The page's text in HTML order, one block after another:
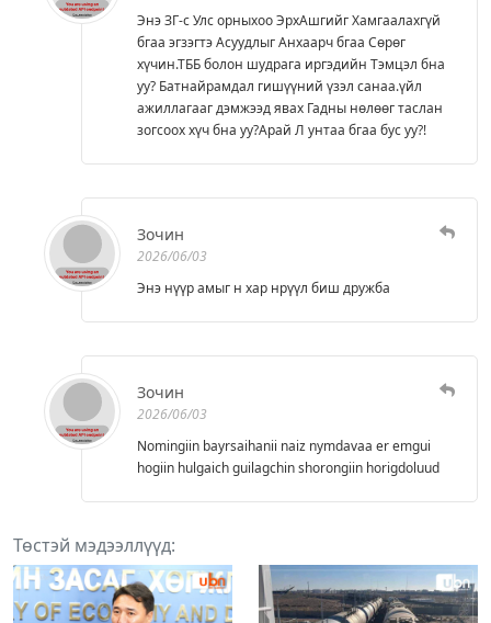
Энэ ЗГ-с Улс орныхоо ЭрхАшгийг Хамгаалахгүй
бгаа эгзэгтэ Асуудлыг Анхаарч бгаа Сөрөг
хүчин.ТББ болон шудрага иргэдийн Тэмцэл бна
уу? Батнайрамдал гишүүний үзэл санаа.үйл
ажиллагааг дэмжээд явах Гадны нөлөөг таслан
зогсоох хүч бна уу?Арай Л унтаа бгаа бус уу?!
Зочин
2026/06/03
Энэ нүүр амыг н хар нрүүл биш дружба
Зочин
2026/06/03
Nomingiin bayrsaihanii naiz nymdavaa er emgui
hogiin hulgaich guilagchin shorongiin horigdoluud
Төстэй мэдээллүүд: